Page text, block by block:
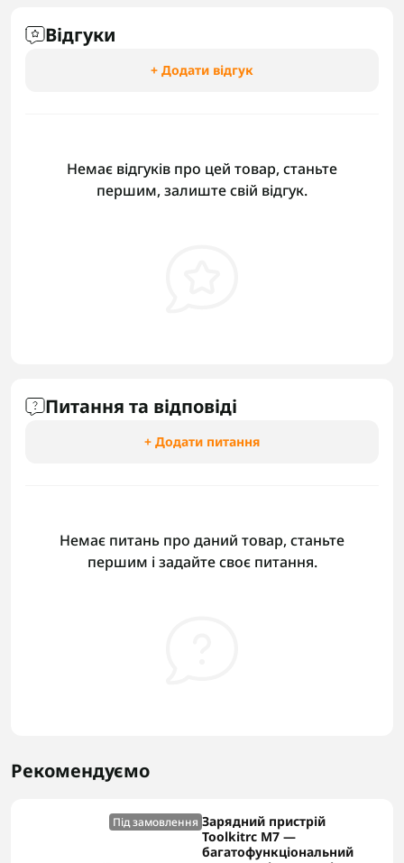
Відгуки
+ Додати відгук
Немає відгуків про цей товар, станьте
першим, залиште свій відгук.
Питання та відповіді
+ Додати питання
Немає питань про даний товар, станьте
першим і задайте своє питання.
Рекомендуємо
Під замовлення Зарядний пристрій
Toolkitrc M7 —
багатофункціональний